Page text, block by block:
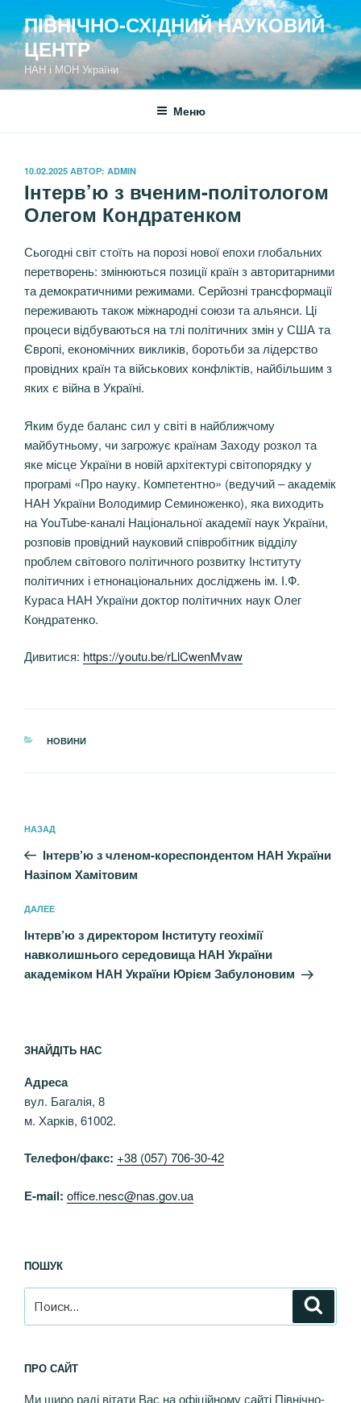
к
содержимому
ПІВНІЧНО-СХІДНИЙ НАУКОВИЙ
ЦЕНТР
НАН і МОН України
Меню
ОПУБЛИКОВАНО
10.02.2025 АВТОР: ADMIN
Інтерв’ю з вченим-політологом
Олегом Кондратенком
Сьогодні світ стоїть на порозі нової епохи глобальних
перетворень: змінюються позиції країн з авторитарними
та демократичними режимами. Серйозні трансформації
переживають також міжнародні союзи та альянси. Ці
процеси відбуваються на тлі політичних змін у США та
Європі, економічних викликів, боротьби за лідерство
провідних країн та військових конфліктів, найбільшим з
яких є війна в Україні.
Яким буде баланс сил у світі в найближчому
майбутньому, чи загрожує країнам Заходу розкол та
яке місце України в новій архітектурі світопорядку у
програмі «Про науку. Компетентно» (ведучий – академік
НАН України Володимир Семиноженко), яка виходить
на YouTube-каналі Національної академії наук України,
розповів провідний науковий співробітник відділу
проблем світового політичного розвитку Інституту
політичних і етнонаціональних досліджень ім. І.Ф.
Кураса НАН України доктор політичних наук Олег
Кондратенко.
Дивитися: https://youtu.be/rLlCwenMvaw
РУБРИКИ
НОВИНИ
по
записям
Предыдущая
запись:
НАЗАД
Інтерв’ю з членом-кореспондентом НАН України
Назіпом Хамітовим
Следующая
запись
ДАЛЕЕ
Інтерв’ю з директором Інституту геохімії
навколишнього середовища НАН України
академіком НАН України Юрієм Забулоновим
ЗНАЙДІТЬ НАС
Адреса
вул. Багалія, 8
м. Харків, 61002.
Телефон/факс: +38 (057) 706-30-42
Е-mail: office.nesc@nas.gov.ua
ПОШУК
ПРО САЙТ
Ми щиро раді вітати Вас на офіційному сайті Північно-